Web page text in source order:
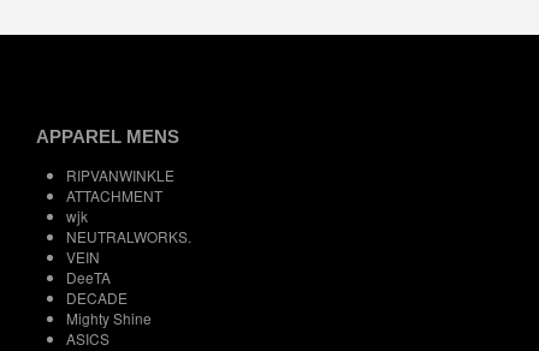
APPAREL MENS
RIPVANWINKLE
ATTACHMENT
wjk
NEUTRALWORKS.
VEIN
DeeTA
DECADE
Mighty Shine
ASICS